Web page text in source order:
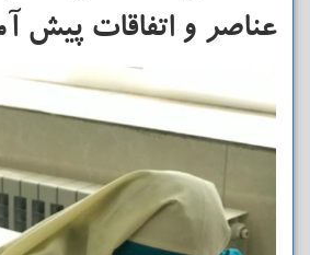
عناصر و اتفاقات پیش